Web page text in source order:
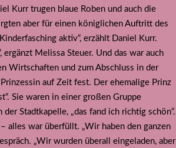
Kurr trugen blaue Roben und auch die
aber für einen königlichen Auftritt des
aktiv“, erzählt Daniel Kurr.
Melissa Steuer. Und das war auch
Wirtschaften und zum Abschluss in der
auf Zeit fest. Der ehemalige Prinz
Sie waren in einer großen Gruppe
Stadtkapelle, „das fand ich richtig schön“.
alles war überfüllt. „Wir haben den ganzen
„Wir wurden überall eingeladen, aber